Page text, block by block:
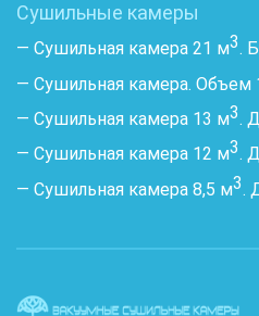
Сушильные камеры
— Сушильная камера 21 м3.
— Сушильная камера. Объем
— Сушильная камера 13 м3.
— Сушильная камера 12 м3.
— Сушильная камера 8,5 м3.